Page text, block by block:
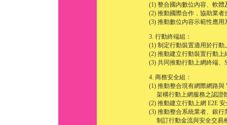
(1) 整合國內數位內容、軟
(2) 推動國際合作，協助業者
(3) 推動數位內容示範性應
3. 行動終端組：
(1) 制定行動裝置適用於行動
(2) 推動建立行動裝置行動
(3) 共同推動行動上網終端、
4. 商務安全組：
(1) 推動整合現有網際網路與
架構行動上網服務之認證
(2) 推動建立行動上網 E2E
(3) 推動整合系統業者、銀行
制訂行動金流與安全交易